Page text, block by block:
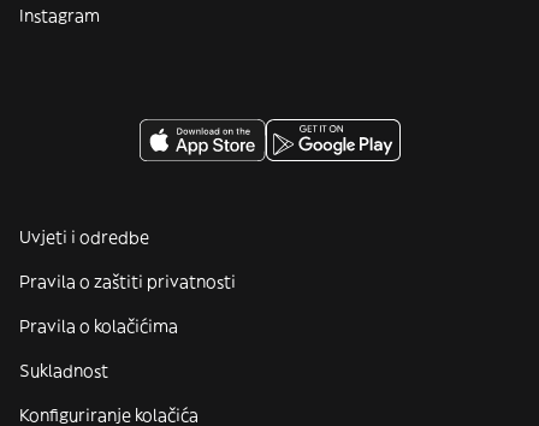
Instagram
Uvjeti i odredbe
Pravila o zaštiti privatnosti
Pravila o kolačićima
Sukladnost
Konfiguriranje kolačića